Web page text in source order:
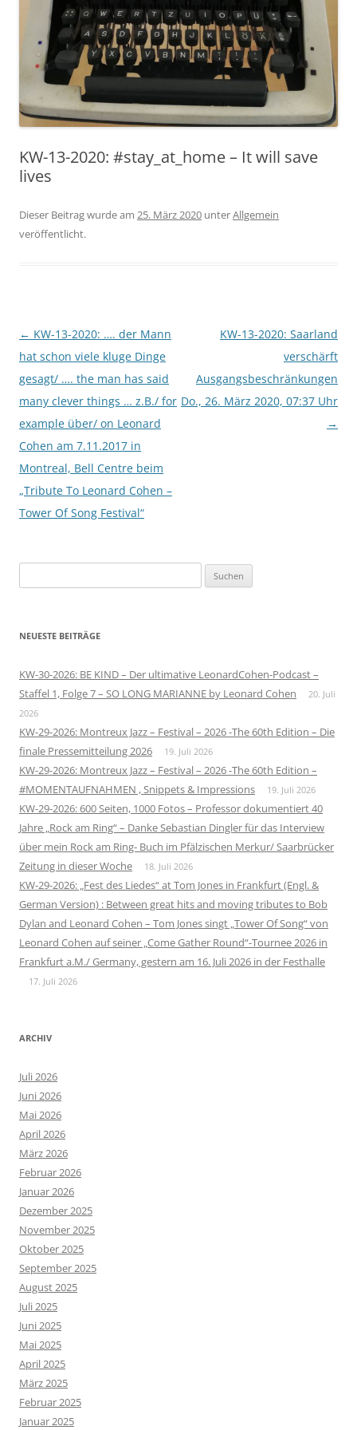
KW-13-2020: #stay_at_home – It will save
lives
Dieser Beitrag wurde am 25. März 2020 unterAllgemein
veröffentlicht.
Beitragsnavigation
← KW-13-2020: …. der Mann
hat schon viele kluge Dinge
gesagt/ …. the man has said
many clever things … z.B./ for
example über/ on Leonard
Cohen am 7.11.2017 in
Montreal, Bell Centre beim
„Tribute To Leonard Cohen –
Tower Of Song Festival“
KW-13-2020: Saarland
verschärft
Ausgangsbeschränkungen
Do., 26. März 2020, 07:37 Uhr
→
nach:
NEUESTE BEITRÄGE
KW-30-2026: BE KIND – Der ultimative LeonardCohen-Podcast –
Staffel 1, Folge 7 – SO LONG MARIANNE by Leonard Cohen
20. Juli
2026
KW-29-2026: Montreux Jazz – Festival – 2026 -The 60th Edition – Die
finale Pressemitteilung 2026
19. Juli 2026
KW-29-2026: Montreux Jazz – Festival – 2026 -The 60th Edition –
#MOMENTAUFNAHMEN , Snippets & Impressions
19. Juli 2026
KW-29-2026: 600 Seiten, 1000 Fotos – Professor dokumentiert 40
Jahre „Rock am Ring“ – Danke Sebastian Dingler für das Interview
über mein Rock am Ring- Buch im Pfälzischen Merkur/ Saarbrücker
Zeitung in dieser Woche
18. Juli 2026
KW-29-2026: „Fest des Liedes“ at Tom Jones in Frankfurt (Engl. &
German Version) : Between great hits and moving tributes to Bob
Dylan and Leonard Cohen – Tom Jones singt „Tower Of Song“ von
Leonard Cohen auf seiner „Come Gather Round“-Tournee 2026 in
Frankfurt a.M./ Germany, gestern am 16. Juli 2026 in der Festhalle
17. Juli 2026
ARCHIV
Juli 2026
Juni 2026
Mai 2026
April 2026
März 2026
Februar 2026
Januar 2026
Dezember 2025
November 2025
Oktober 2025
September 2025
August 2025
Juli 2025
Juni 2025
Mai 2025
April 2025
März 2025
Februar 2025
Januar 2025